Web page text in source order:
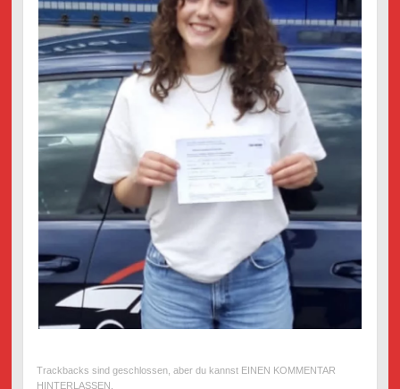
Trackbacks sind geschlossen, aber du kannst EINEN KOMMENTAR
HINTERLASSEN